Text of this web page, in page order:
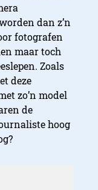
dan z’n
fotografen
maar toch
Zoals
deze
zo’n model
de
hoog